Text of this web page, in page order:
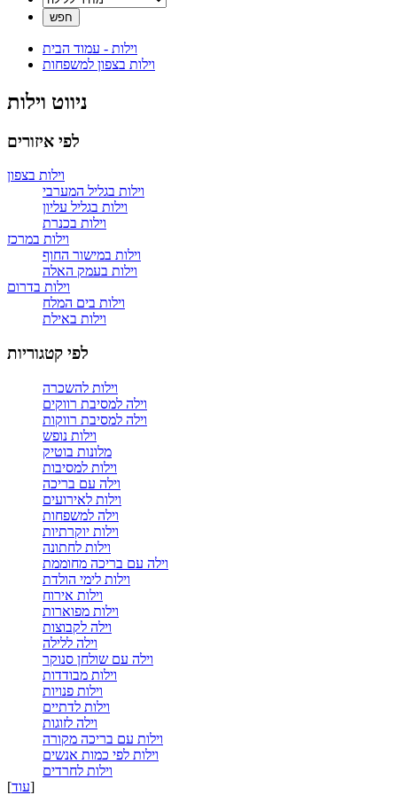
וילות - עמוד הבית
וילות בצפון למשפחות
ניווט וילות
לפי איזורים
וילות בצפון
וילות בגליל המערבי
וילות בגליל עליון
וילות בכנרת
וילות במרכז
וילות במישור החוף
וילות בעמק האלה
וילות בדרום
וילות בים המלח
וילות באילת
לפי קטגוריות
וילות להשכרה
וילה למסיבת רווקים
וילה למסיבת רווקות
וילות נופש
מלונות בוטיק
וילות למסיבות
וילה עם בריכה
וילות לאירועים
וילה למשפחות
וילות יוקרתיות
וילות לחתונה
וילה עם בריכה מחוממת
וילות לימי הולדת
וילות אירוח
וילות מפוארות
וילה לקבוצות
וילה ללילה
וילה עם שולחן סנוקר
וילות מבודדות
וילות פנויות
וילות לדתיים
וילה לזוגות
וילות עם בריכה מקורה
וילות לפי כמות אנשים
וילות לחרדים
[עוד]